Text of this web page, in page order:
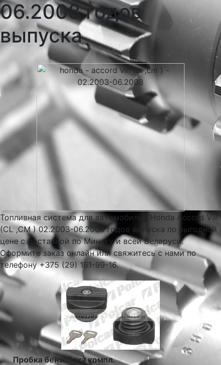
06.2008 годов
выпуска
Топливная система для автомобилей Honda Accord Viii
(CL ,CM ) 02.2003-06.2008 годов выпуска по выгодной
цене с доставкой по Минску и всей Беларуси.
Оформите заказ онлайн или свяжитесь с нами по
телефону +375 (29) 161-99-16.
Пробка бензобака компл.